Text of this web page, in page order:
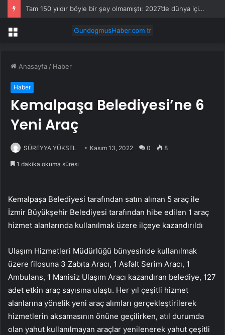
Tam 150 yıldır böyle bir şey olmamıştı: 2027’de dünya için kritik süreç başlıyor
Menü
Anasayfa / Haber
Haber
Kemalpaşa Belediyesi’ne 6
Yeni Araç
SÜREYYA YÜKSEL Kasım 13, 2022 0 8
1 dakika okuma süresi
Kemalpaşa Belediyesi tarafından satın alınan 5 araç ile
İzmir Büyükşehir Belediyesi tarafından hibe edilen 1 araç
hizmet alanlarında kullanılmak üzere ilçeye kazandırıldı
Ulaşım Hizmetleri Müdürlüğü bünyesinde kullanılmak
üzere filosuna 3 Zabıta Aracı, 1 Asfalt Serim Aracı, 1
Ambulans, 1 Manisiz Ulaşım Aracı kazandıran belediye, 127
adet etkin araç sayısına ulaştı. Her yıl çeşitli hizmet
alanlarına yönelik yeni araç alımları gerçekleştirilerek
hizmetlerin aksamasının önüne geçilirken, atıl durumda
olan yahut kullanılmayan araçlar yenilenerek yahut çeşitli